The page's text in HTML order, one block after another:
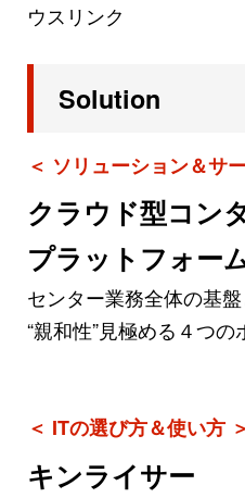
ウスリンク
Solution
＜ ソリューション＆サ
クラウド型コン
プラットフォー
センター業務全体の基
“親和性”見極める４つの
＜ ITの選び方＆使い方
キンライサー